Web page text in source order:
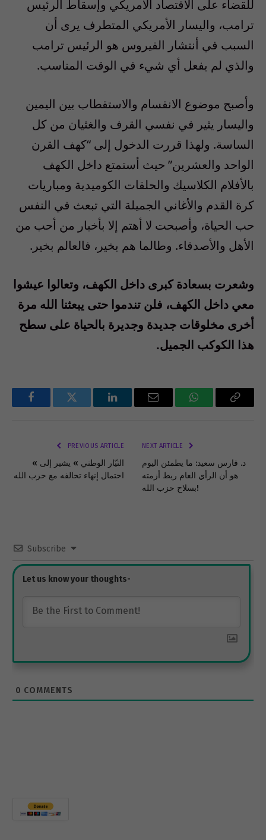
للقضاء على الاقتصاد الأمريكي وإسقاط الرئيس
ترامب، واليسار الأمريكي المتطرف يرى أن
السبب في أنتشار الفيروس هو الرئيس ترامب
والذي لم يفعل أي شيء في الوقت المناسب.
وأصبح موضوع الانقسام والاستقطاب بين اليمين
واليسار يثير في نفسي القرف والغثيان من كل
الساسة. ولهذا قررت الدخول إلى “كهف القرن
الواحد والعشرين” حيث أستمتع داخل الكهف
بالأفلام الكلاسيك والحلقات الكوميدية ومباريات
كرة القدم والأغاني الجميلة التي تبعث في النفس
حب الحياة، وأصبحت لا أهتم إلا بأخبار من أحب من
الأهل والأصدقاء. وطالما هم بخير، فالعالم بخير .
وشعرت بسعادة كبرى داخل الكهف، وتعالوا عيشوا
معي داخل الكهف، فلن تندموا حتى يبعثنا الله مرة
أخرى مخلوقات جديدة وجديرة بالحياة على سطح
هذا الكوكب الجميل.
FacebookTwitter LinkedInEmail WhatsAppCopy
PREVIOUS ARTICLE
« التيّار الوطني » يشير إلى
احتمال إنهاء تحالفه مع حزب الله
NEXT ARTICLE
د. فارس سعيد: ما يطمئن اليوم
هو أن الرأي العام ربط أزمته
بسلاح حزب الله!
Subscribe
0 COMMENTS